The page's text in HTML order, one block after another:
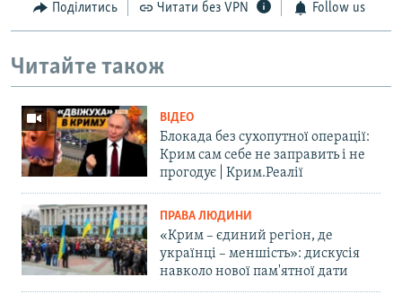
Поділитись Читати без VPN Follow us
Читайте також
ВІДЕО
Блокада без сухопутної операції:
Крим сам себе не заправить і не
прогодує | Крим.Реалії
ПРАВА ЛЮДИНИ
«Крим – єдиний регіон, де
українці – меншість»: дискусія
навколо нової пам'ятної дати